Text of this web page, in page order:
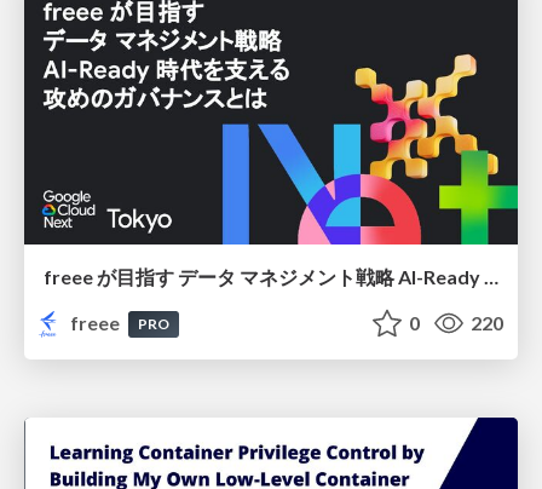
freee が目指す データ マネジメント戦略 AI-Ready 時代を支える 攻めのガバナンスとは
freee
PRO 0 220